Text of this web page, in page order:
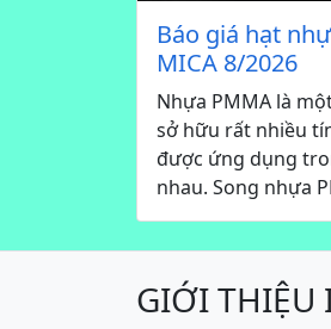
Báo giá hạt
MICA 8/2026
Nhựa PMMA là
sở hữu rất nhiều
được ứng dụng
nhau. Song nhựa
GIỚI THIỆU